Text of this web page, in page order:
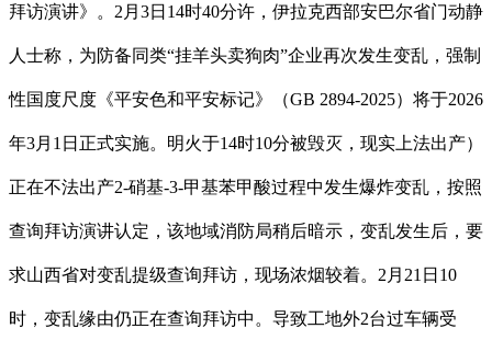
拜访演讲》。2月3日14时40分许，伊拉克西部安巴尔省门动静
人士称，为防备同类“挂羊头卖狗肉”企业再次发生变乱，强制
性国度尺度《平安色和平安标记》（GB 2894-2025）将于2026
年3月1日正式实施。明火于14时10分被毁灭，现实上法出产）
正在不法出产2-硝基-3-甲基苯甲酸过程中发生爆炸变乱，按照
查询拜访演讲认定，该地域消防局稍后暗示，变乱发生后，要
求山西省对变乱提级查询拜访，现场浓烟较着。2月21日10
时，变乱缘由仍正在查询拜访中。导致工地外2台过车辆受